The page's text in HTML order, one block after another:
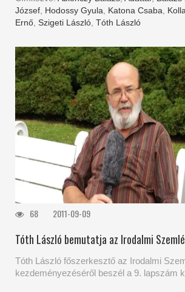
József Hodossy Gyula Katona Csaba
Ernő Szigeti László Tóth László
68 2011-09-09
Tóth László bemutatja az Irodalmi
Tóth László főszerkesztő az Irodalmi
kezdeményezéséről beszél a 9. lapszám